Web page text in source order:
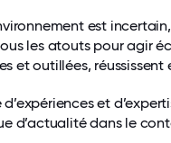
est
les atouts pour agir
et outillées,
et
d’actualité dans le